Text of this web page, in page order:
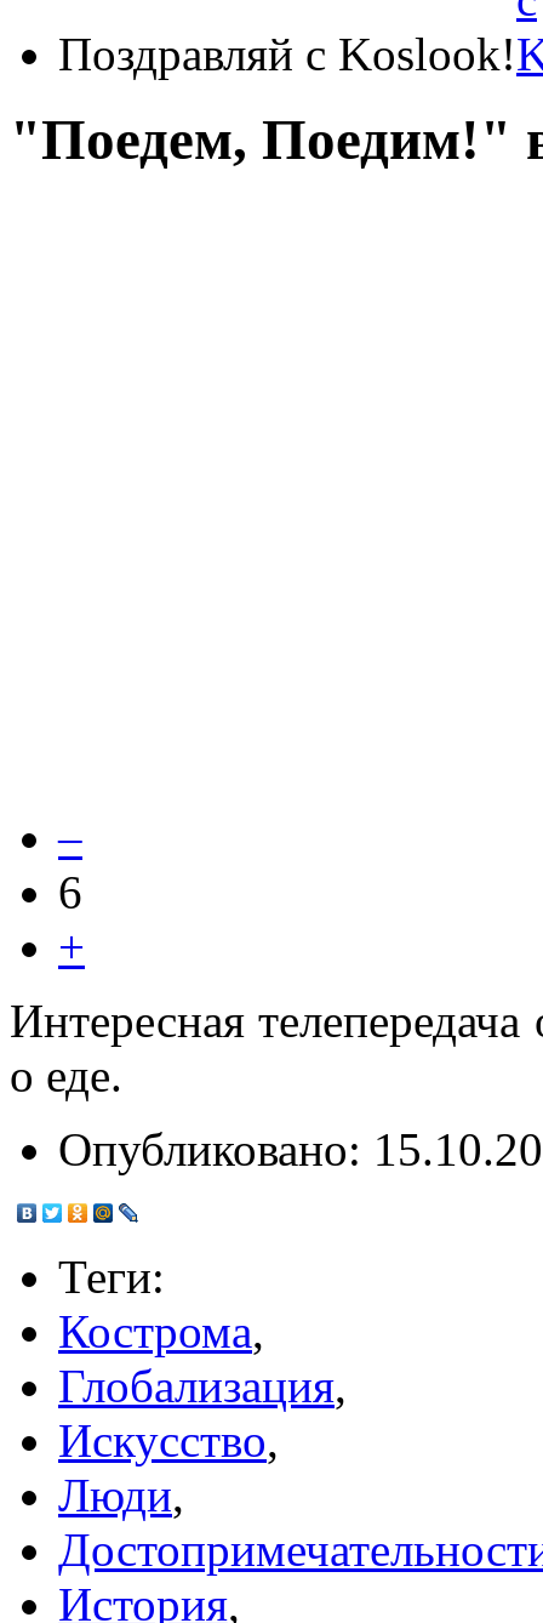
Поздравляй с Koslook!
"Поедем, Поедим!"
–
6
+
Интересная
о еде.
Опубликовано:
Теги:
Кострома,
Глобализация,
Искусство,
Люди,
История,